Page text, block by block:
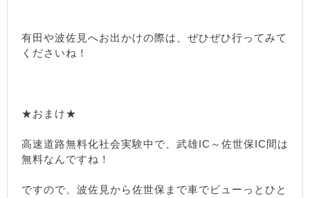
有田や波佐見へお出かけの際は、ぜひぜひ行ってみて
くださいね！
★おまけ★
高速道路無料化社会実験中で、武雄IC～佐世保IC間は
無料なんですね！
ですので、波佐見から佐世保まで車でビューっとひと